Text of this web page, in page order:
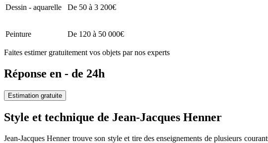
Dessin - aquarelle De 50 à 3 200€
Peinture De 120 à 50 000€
Faites estimer gratuitement vos objets par nos experts
Réponse en - de 24h
Estimation gratuite
Style et technique de Jean-Jacques Henner
Jean-Jacques Henner trouve son style et tire des enseignements de plusieurs